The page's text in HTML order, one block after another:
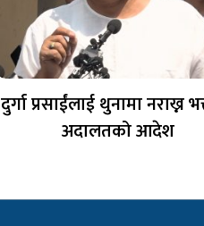
दुर्गा प्रसाईंलाई थुनामा नराख्न
अदालतको आदेश